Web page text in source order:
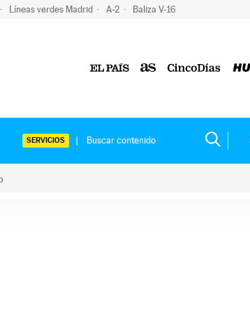
Líneas verdes Madrid A-2 Baliza V-16
SERVICIOS